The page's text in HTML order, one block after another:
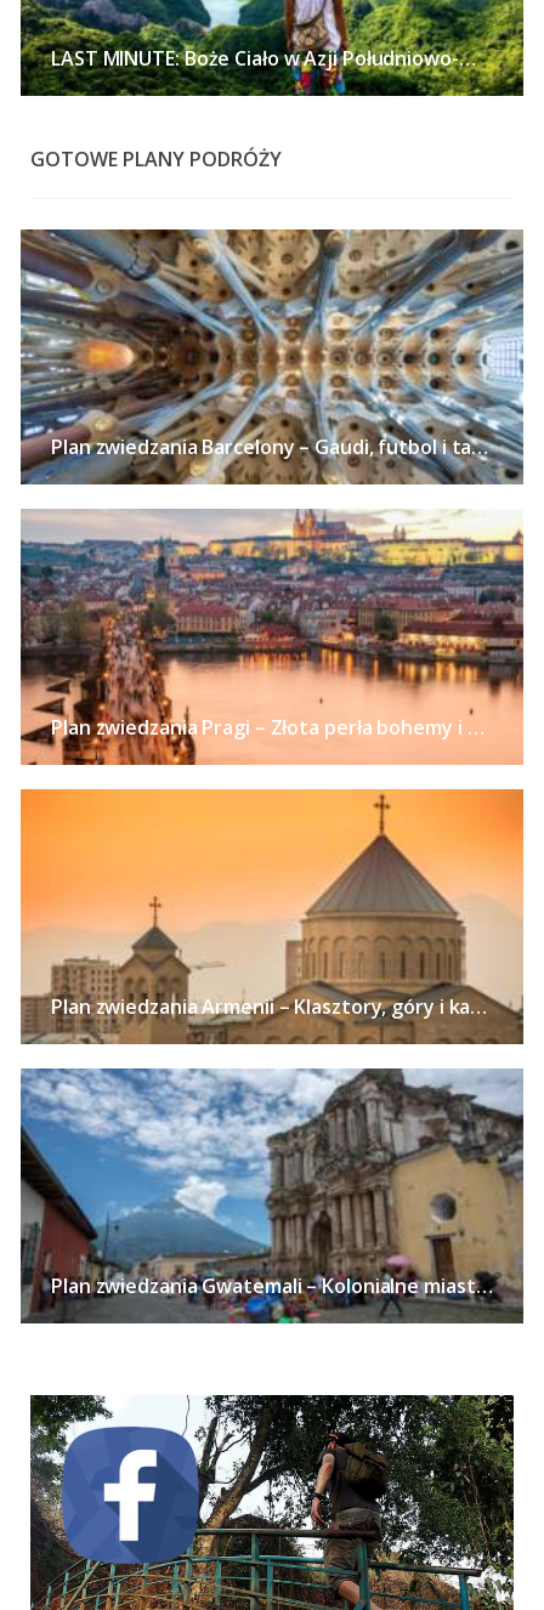
LAST MINUTE: Boże Ciało w Azji Południowo-Wschodniej – Tajlandia, Wietnam lub Singapur z polskich miast już od 2672 PLN!
GOTOWE PLANY PODRÓŻY
Plan zwiedzania Barcelony – Gaudi, futbol i tapas w stolicy Katalonii
Plan zwiedzania Pragi – Złota perła bohemy i alchemii
Plan zwiedzania Armenii – Klasztory, góry i kaniony Kaukazu, szaszłyki i słynny koniak
Plan zwiedzania Gwatemali – Kolonialne miasta, Jezioro Atitlan, kawa i wulkany